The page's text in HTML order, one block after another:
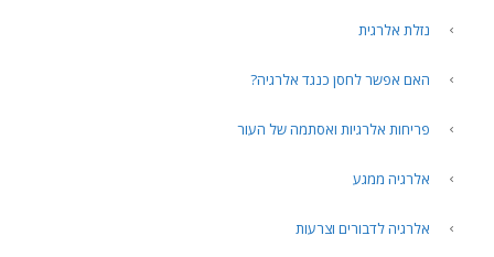
נזלת אלרגית
האם אפשר לחסן כנגד אלרגיה?
פריחות אלרגיות ואסתמה של העור
אלרגיה ממגע
אלרגיה לדבורים וצרעות